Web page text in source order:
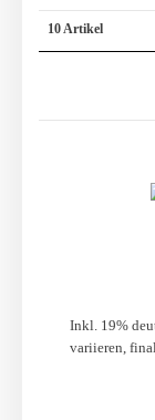
10 Artikel
Inkl. 19%
variieren,